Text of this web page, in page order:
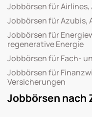
Jobbörsen für
Jobbörsen für Azubis,
Jobbörsen für
regenerative Energie
Jobbörsen für Fach-
Jobbörsen für
Versicherungen
Jobbörsen nach